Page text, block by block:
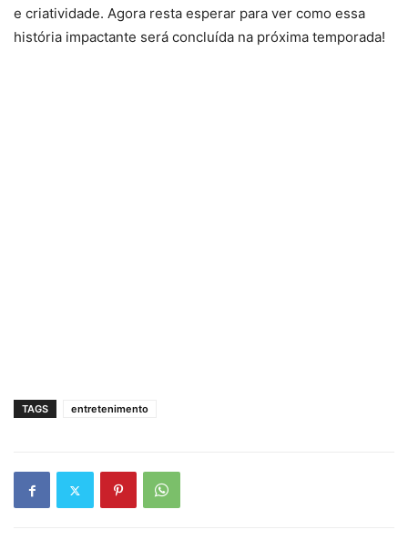
e criatividade. Agora resta esperar para ver como essa
história impactante será concluída na próxima temporada!
TAGS entretenimento